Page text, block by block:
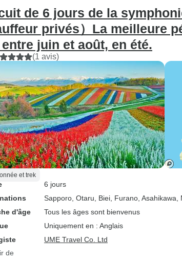
de 6 jours de la
privés）La meilleure
juin et août, en été.
(1 avis)
et trek
6 jours
Sapporo , Otaru , Biei , Furano , Asahikawa
d'âge
Tous les âges sont bienvenus
Uniquement en : Anglais
UME Travel Co. Ltd
de